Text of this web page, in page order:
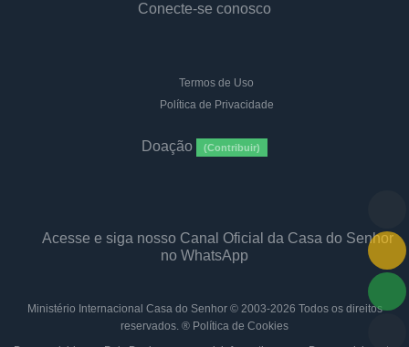
Conecte-se conosco
Termos de Uso
Política de Privacidade
Doação (Contribuir)
Acesse e siga nosso Canal Oficial da Casa do Senhor
no WhatsApp
Ministério Internacional Casa do Senhor© 2003-2026 Todos os direitos
reservados. ® Política de Cookies